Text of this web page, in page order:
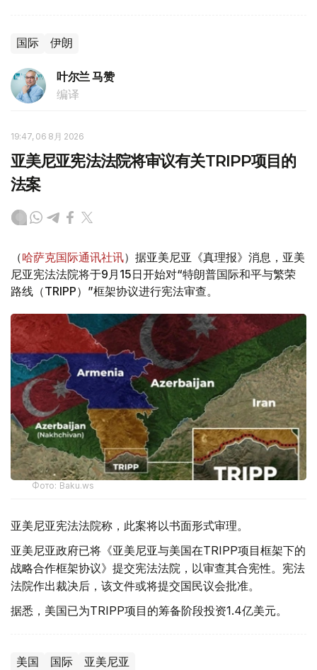
国际 伊朗
叶尔兰 马赞
编译
19:47, 06 8月 2026
亚美尼亚宪法法院将审议有关TRIPP项目的
法案
（哈萨克国际通讯社讯）据亚美尼亚《真理报》消息，亚美
尼亚宪法法院将于9月15日开始对“特朗普国际和平与繁荣
路线（TRIPP）”框架协议进行宪法审查。
Фото: Baku.ws
亚美尼亚宪法法院称，此案将以书面形式审理。
亚美尼亚政府已将《亚美尼亚与美国在TRIPP项目框架下的
战略合作框架协议》提交宪法法院，以审查其合宪性。宪法
法院作出裁决后，该文件或将提交国民议会批准。
据悉，美国已为TRIPP项目的筹备阶段投资1.4亿美元。
美国 国际 亚美尼亚